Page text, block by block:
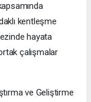
kentleşme
hayata
çalışmalar
ve Geliştirme